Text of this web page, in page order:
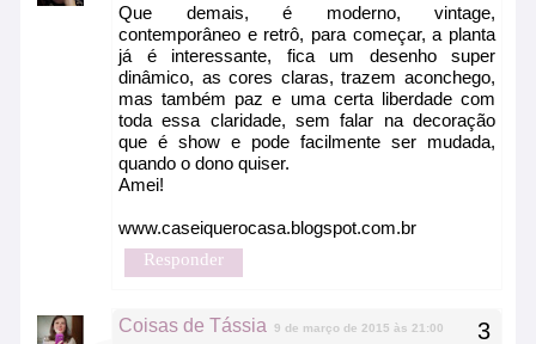
Que demais, é moderno, vintage,
contemporâneo e retrô, para começar, a planta
já é interessante, fica um desenho super
dinâmico, as cores claras, trazem aconchego,
mas também paz e uma certa liberdade com
toda essa claridade, sem falar na decoração
que é show e pode facilmente ser mudada,
quando o dono quiser.
Amei!
www.caseiquerocasa.blogspot.com.br
Responder
Coisas de Tássia 9 de março de 2015 às 21:00